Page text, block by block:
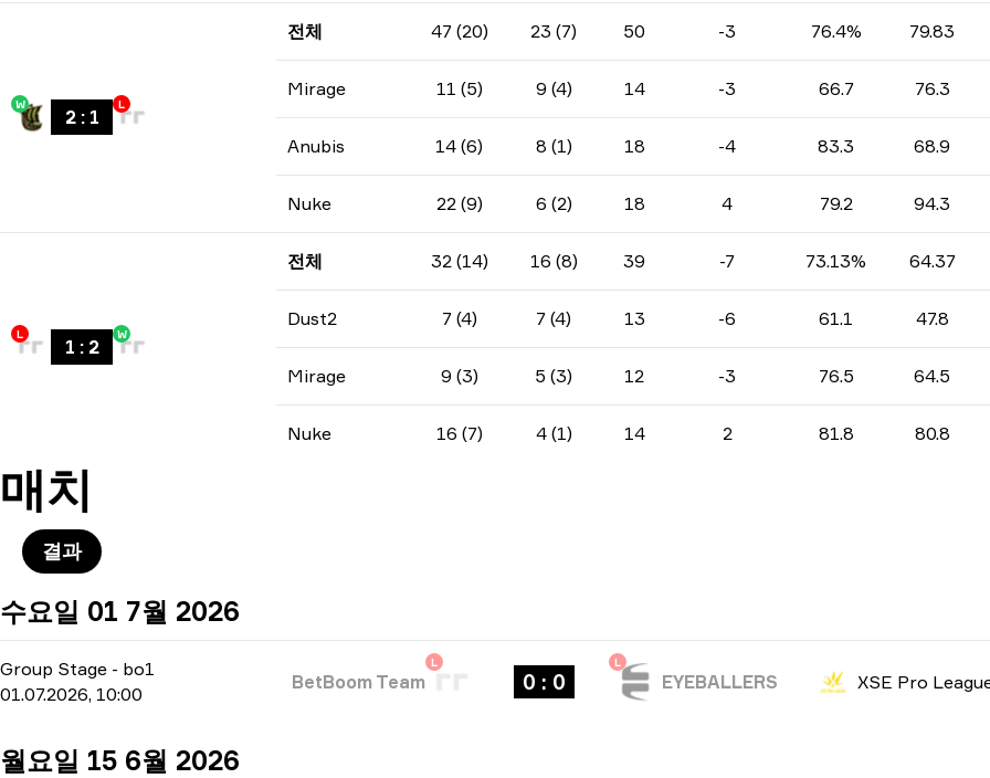
W
2: 1
L
전체 47 (20) 23 (7) 50 -3 76.4% 79.83
Mirage 11 (5) 9 (4) 14 -3 66.7 76.3
Anubis 14 (6) 8 (1) 18 -4 83.3 68.9
Nuke 22 (9) 6 (2) 18 4 79.2 94.3
L
1 : 2
W
전체 32 (14) 16 (8) 39 -7 73.13% 64.37
Dust2 7 (4) 7 (4) 13 -6 61.1 47.8
Mirage 9 (3) 5 (3) 12 -3 76.5 64.5
Nuke 16 (7) 4 (1) 14 2 81.8 80.8
매치
결과
수요일 01 7월 2026
Group Stage - bo1
01.07.2026, 10:00
L
BetBoom Team 0 : 0
L
EYEBALLERS XSE Pro
월요일 15 6월 2026